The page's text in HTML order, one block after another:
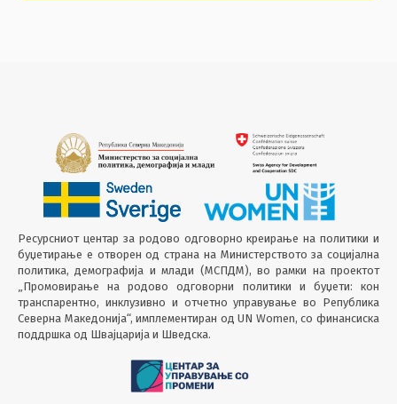
Ресурсниот центар за родово одговорно креирање на политики и
буџетирање е отворен од страна на Министерството за социјална
политика, демографија и млади (МСПДМ), во рамки на проектот
„Промовирање на родово одговорни политики и буџети: кон
транспарентно, инклузивно и отчетно управување во Република
Северна Македонија“, имплементиран од UN Women, со финансиска
поддршка од Швајцарија и Шведска.